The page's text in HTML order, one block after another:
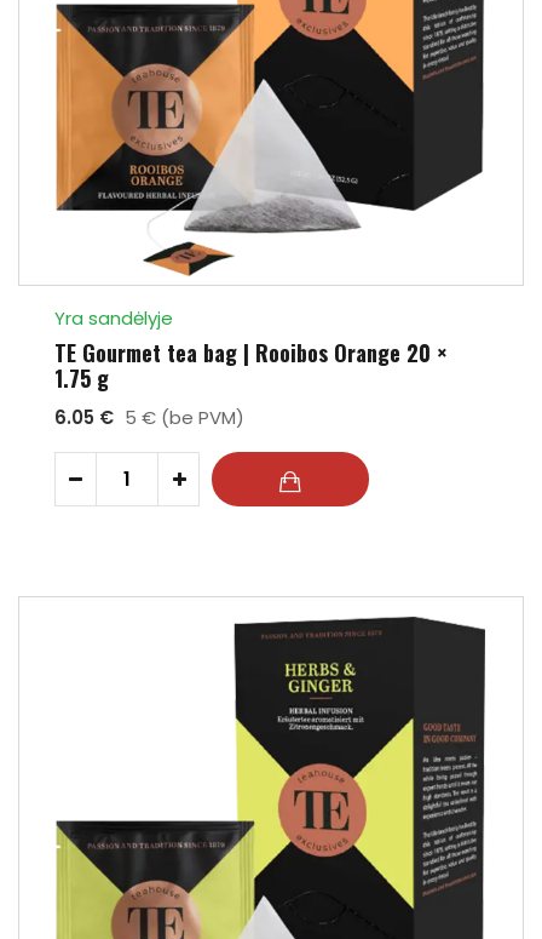
Yra sandėlyje
TE Gourmet tea bag | Rooibos Orange 20 ×
1.75 g
6.05 € 5 € (be PVM)
- +